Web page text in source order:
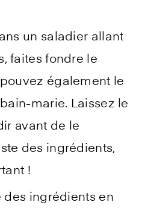
un saladier allant
faites fondre le
également le
marie. Laissez le
avant de le
des ingrédients,
!
des ingrédients en